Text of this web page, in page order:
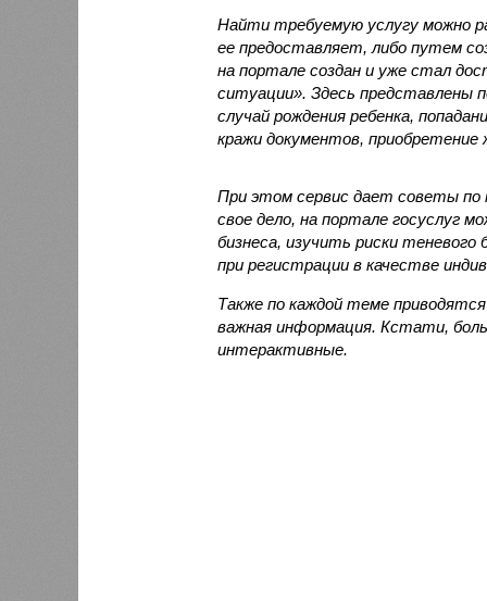
Найти требуемую услугу можно
ее предоставляет, либо путем
на портале создан и уже стал
ситуации». Здесь представлены
случай рождения ребенка,
кражи документов, приобретение
При этом сервис дает советы по
свое дело, на портале госуслуг
бизнеса, изучить риски
при регистрации в качестве
Также по каждой теме
важная информация. Кстати,
интерактивные.